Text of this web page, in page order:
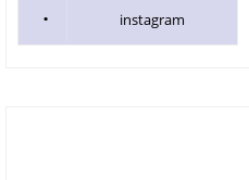
instagram